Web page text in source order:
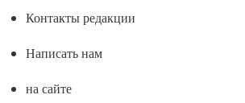
Контакты редакции
Написать нам
на сайте